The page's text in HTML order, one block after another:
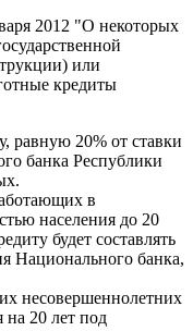
2012 "О некоторых
или
кредиты
равную 20% от ставки
банка Республики
в
населения до 20
будет составлять
Национального банка,
несовершеннолетних
на 20 лет под